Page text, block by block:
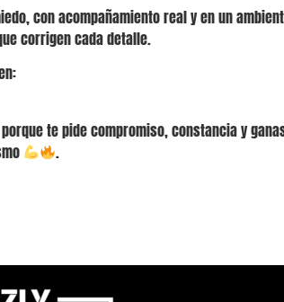
con acompañamiento real y en un
corrigen cada detalle.
te pide compromiso, constancia y
.